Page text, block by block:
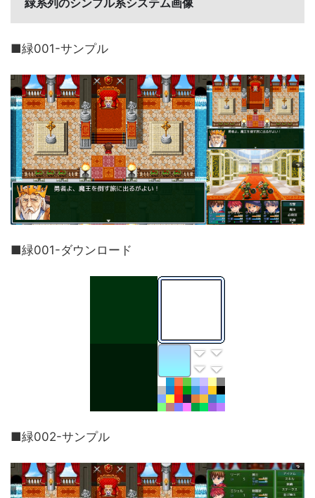
■緑001-サンプル
■緑001-ダウンロード
■緑002-サンプル